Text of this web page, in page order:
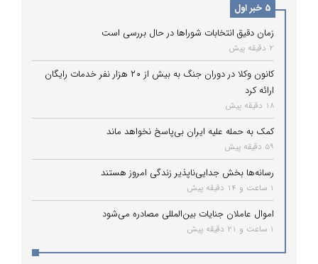
5 خبر اول
زمان دقیق انتخابات شوراها در حال بررسی است
2 دقیقه پیش
کانون وکلا در دوران جنگ به بیش از ۲۰ هزار نفر خدمات رایگان
ارائه کرد
18 دقیقه پیش
کمک به حمله علیه ایران بی‌پاسخ نخواهد ماند
59 دقیقه پیش
رسانه‌ها بخش جدایی‌ناپذیر زندگی امروز هستند
1 ساعت و 14 دقیقه پیش
اموال عاملان جنایات بین‌المللی مصادره می‌شود
1 ساعت و 21 دقیقه پیش